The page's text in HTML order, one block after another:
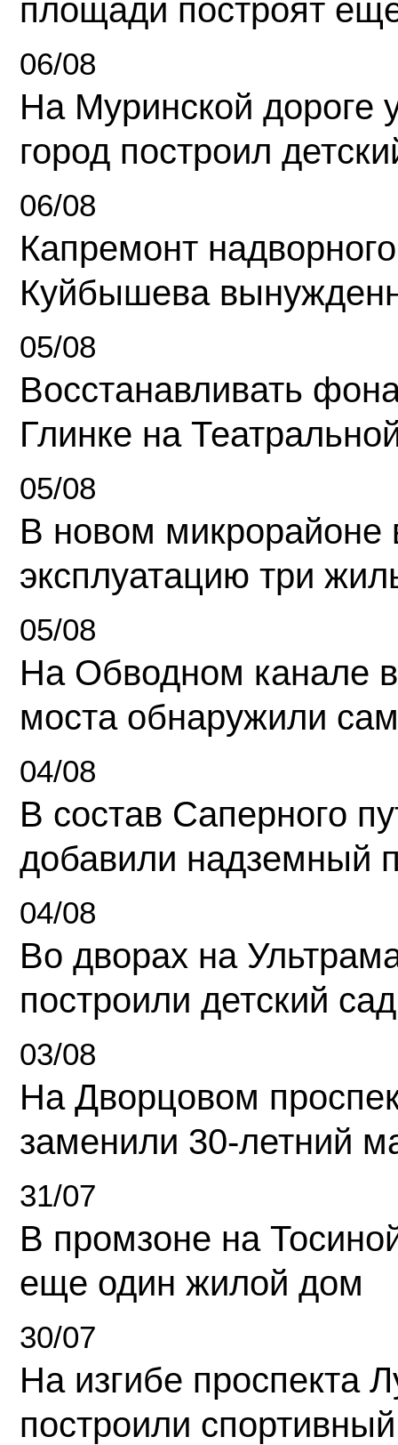
площади построят
06/08
На Муринской дороге
город построил
06/08
Капремонт
Куйбышева
05/08
Восстанавливать
Глинке на
05/08
В новом микрорайоне
эксплуатацию три
05/08
На Обводном канале
моста обнаружили
04/08
В состав Саперного
добавили надземный
04/08
Во дворах на
построили детский сад
03/08
На Дворцовом
заменили 30-летний
31/07
В промзоне на
еще один жилой дом
30/07
На изгибе проспекта
построили